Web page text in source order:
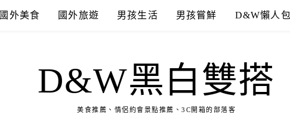
國外美食 國外旅遊 男孩生活 男孩嘗鮮 D&W懶人
D&W黑白雙搭
美食推薦、情侶約會景點推薦、3C開箱的部落客